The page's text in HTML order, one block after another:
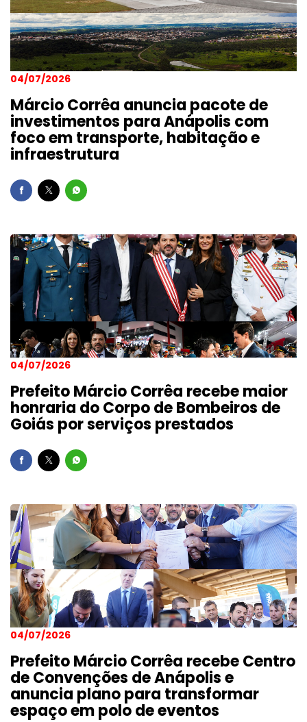
04/07/2026
Márcio Corrêa anuncia pacote de
investimentos para Anápolis com
foco em transporte, habitação e
infraestrutura
04/07/2026
Prefeito Márcio Corrêa recebe maior
honraria do Corpo de Bombeiros de
Goiás por serviços prestados
04/07/2026
Prefeito Márcio Corrêa recebe Centro
de Convenções de Anápolis e
anuncia plano para transformar
espaço em polo de eventos